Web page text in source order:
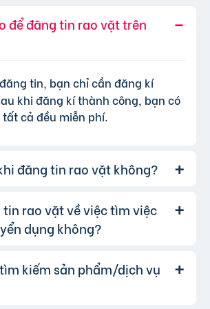
để đăng tin rao vặt trên
tin, bạn chỉ cần đăng kí
khi đăng kí thành công, bạn có
cả đều miễn phí.
đăng tin rao vặt không?
tôi cung cấp gói đăng tin miễn
tất cả người dùng. Tuy nhiên, để
lựa chọn các gói dịch vụ nâng
hợp lý, xem thêmphí dịch vụ tin
tin rao vặt về việc tìm việc
dụng không?
toàn có thể. Website của chúng
tin tuyển dụng và tìm việc làm.
kiếm sản phẩm/dịch vụ